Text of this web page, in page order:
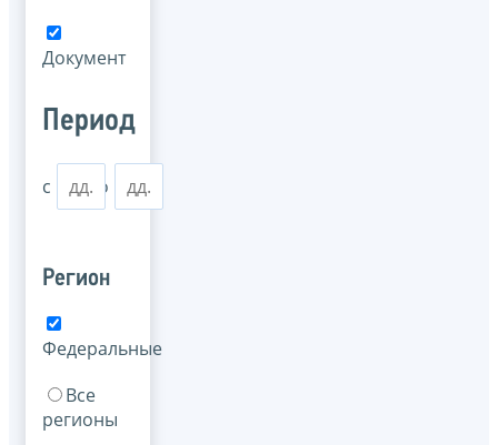
Документ
Период
с по
Регион
Федеральные
Все
регионы